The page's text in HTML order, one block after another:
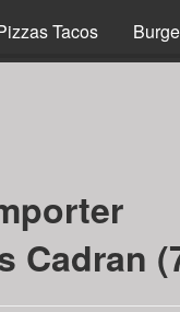
Tacos
Cadran